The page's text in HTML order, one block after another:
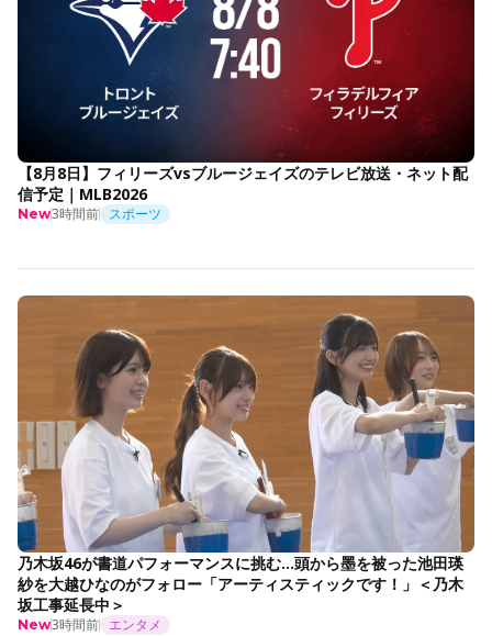
【8月8日】フィリーズvsブルージェイズのテレビ放送・ネット配
信予定｜MLB2026
New3時間前 スポーツ
乃木坂46が書道パフォーマンスに挑む…頭から墨を被った池田瑛
紗を大越ひなのがフォロー「アーティスティックです！」＜乃木
坂工事延長中＞
New3時間前 エンタメ